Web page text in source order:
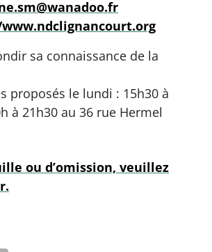
sa connaissance de la
proposés le lundi : 15h30 à
à 21h30 au 36 rue Hermel
ou d’omission, veuillez